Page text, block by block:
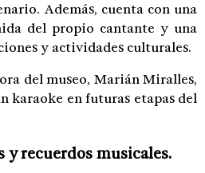
Además, cuenta con una
del propio cantante y una
y actividades culturales.
del museo, Marián Miralles,
karaoke en futuras etapas del
y recuerdos musicales.